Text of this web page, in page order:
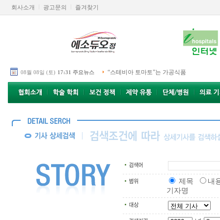
회사소개 광고문의 즐겨찾기
08월 08일 (토) 17:31 주요뉴스 “스테비아 토마토”는 가공식품
제목
내
기자명